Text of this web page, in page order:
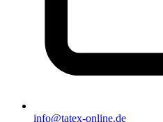
info@tatex-online.de